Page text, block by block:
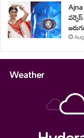
Weather